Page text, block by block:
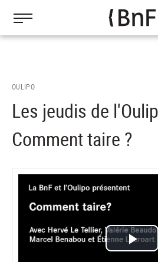
contenu
OULIPO
Les jeudis de
Comment taire ?
Lire